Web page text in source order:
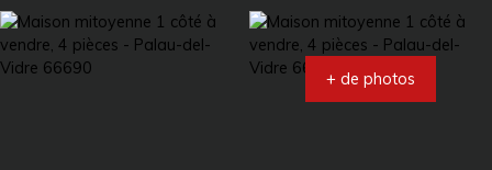
+ de photos